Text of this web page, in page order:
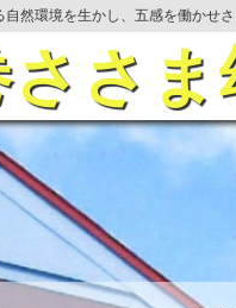
自然環境を生かし、五感を働かせ
さま